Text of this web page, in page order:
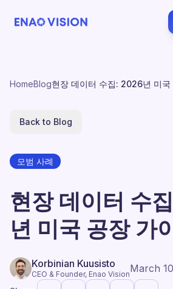
HomeBlog현장 데이터 수집: 2026년 미국
Back to Blog
모범 사례
현장 데이터 수
년 미국 공장 가
Korbinian Kuusisto
CEO & Founder, Enao VisionMarch